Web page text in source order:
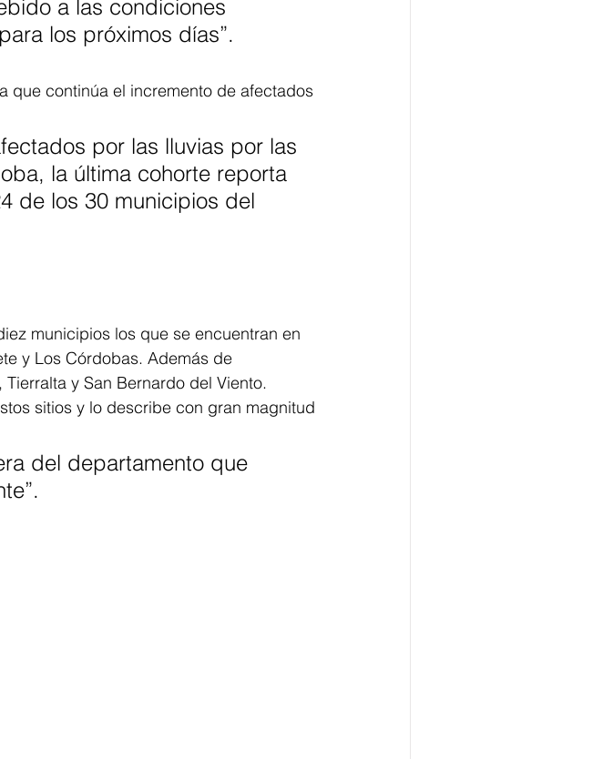
a las condiciones
los próximos días”.
que continúa el incremento de afectados
por las lluvias por las
la última cohorte reporta
de los 30 municipios del
municipios los que se encuentran en
y Los Córdobas. Además de
y San Bernardo del Viento.
sitios y lo describe con gran magnitud
del departamento que